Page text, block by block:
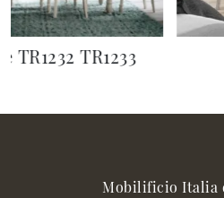
TR1232 TR1233
Mobilificio Italia